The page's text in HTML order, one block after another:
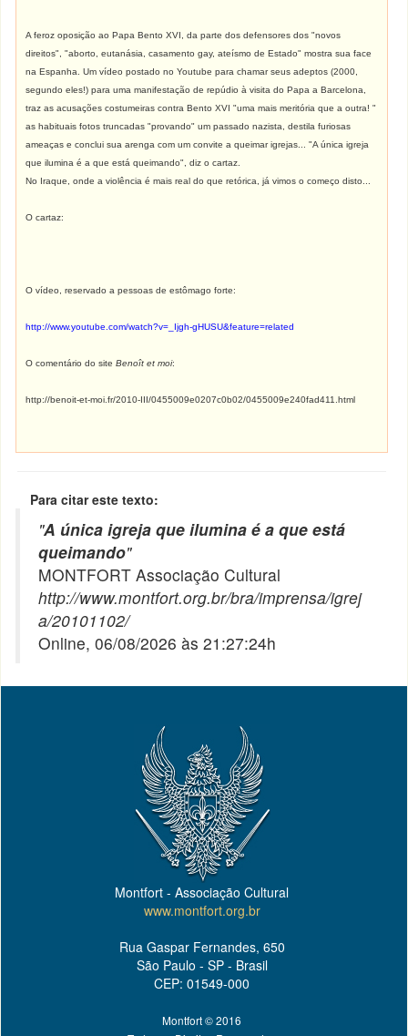
A feroz oposição ao Papa Bento XVI, da parte dos defensores dos "novos
direitos", "aborto, eutanásia, casamento gay, ateísmo de Estado" mostra sua face
na Espanha. Um vídeo postado no Youtube para chamar seus adeptos (2000,
segundo eles!) para uma manifestação de repúdio à visita do Papa a Barcelona,
traz as acusações costumeiras contra Bento XVI "uma mais meritória que a outra! "
as habituais fotos truncadas "provando" um passado nazista, destila furiosas
ameaças e conclui sua arenga com um convite a queimar igrejas... "A única igreja
que ilumina é a que está queimando", diz o cartaz.
No Iraque, onde a violência é mais real do que retórica, já vimos o começo disto...
O cartaz:
O vídeo, reservado a pessoas de estômago forte:
http://www.youtube.com/watch?v=_Ijgh-gHUSU&feature=related
O comentário do siteBenoît et moi:
http://benoit-et-moi.fr/2010-III/0455009e0207c0b02/0455009e240fad411.html
Para citar este texto:
"A única igreja que ilumina é a que está
queimando"
MONTFORT Associação Cultural
http://www.montfort.org.br/bra/imprensa/igrej
a/20101102/
Online, 06/08/2026 às 21:27:24h
Montfort - Associação Cultural
www.montfort.org.br
Rua Gaspar Fernandes, 650
São Paulo - SP - Brasil
CEP: 01549-000
Montfort © 2016